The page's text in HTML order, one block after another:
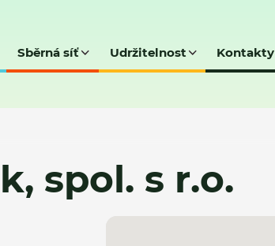
Sběrná síť Udržitelnost Kontakty
spol. s r.o.